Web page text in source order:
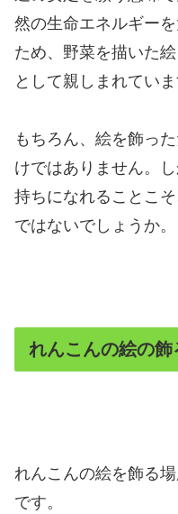
然の生命エネルギー
ため、野菜を描いた
として親しまれていま
もちろん、絵を飾っ
けではありません。
持ちになれることこ
ではないでしょうか。
れんこんの絵の飾
れんこんの絵を飾る
です。